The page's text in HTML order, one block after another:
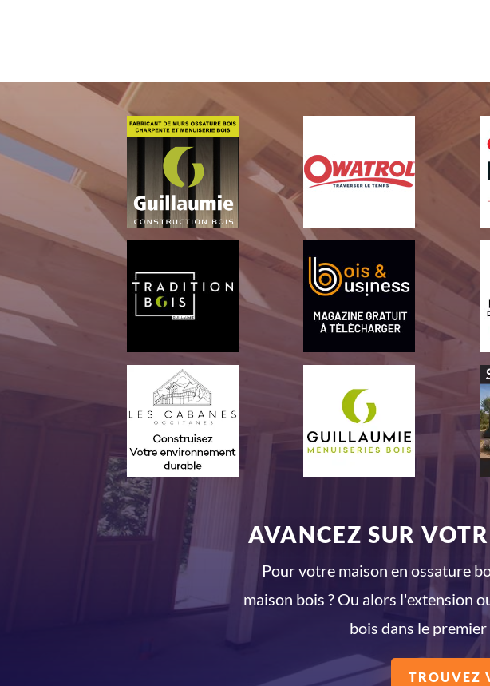
AVANCEZ SUR
Pour votre maison en ossature
maison bois ? Ou alors l'extension
bois dans le
TROUVEZ